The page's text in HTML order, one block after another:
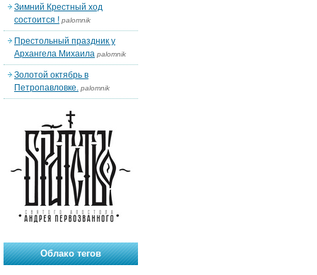
Зимний Крестный ход
состоится ! palomnik
Престольный праздник у
Архангела Михаила palomnik
Золотой октябрь в
Петропавловке. palomnik
Облако тегов